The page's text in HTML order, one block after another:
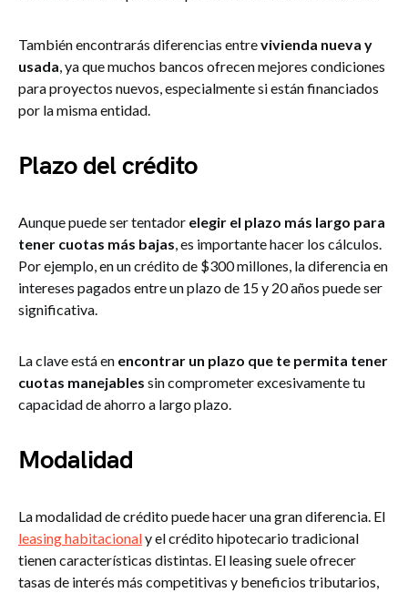
También encontrarás diferencias entrevivienda nueva y
usada, ya que muchos bancos ofrecen mejores condiciones
para proyectos nuevos, especialmente si están financiados
por la misma entidad.
Plazo del crédito
Aunque puede ser tentador elegir el plazo más largo para
tener cuotas más bajas, es importante hacer los cálculos.
Por ejemplo, en un crédito de $300 millones, la diferencia en
intereses pagados entre un plazo de 15 y 20 años puede ser
significativa.
La clave está en encontrar un plazo que te permita tener
cuotas manejables sin comprometer excesivamente tu
capacidad de ahorro a largo plazo.
Modalidad
La modalidad de crédito puede hacer una gran diferencia. El
leasing habitacionaly el crédito hipotecario tradicional
tienen características distintas. El leasing suele ofrecer
tasas de interés más competitivas y beneficios tributarios,